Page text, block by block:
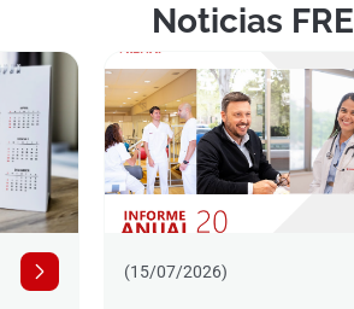
Noticias
(15/07/2026)